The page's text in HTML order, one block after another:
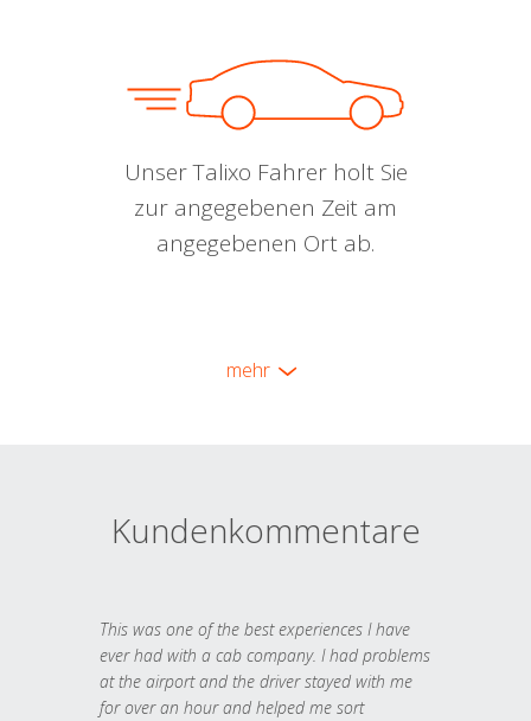
Unser Talixo Fahrer holt Sie
zur angegebenen Zeit am
angegebenen Ort ab.
mehr
Kundenkommentare
This was one of the best experiences I have
ever had with a cab company. I had problems
at the airport and the driver stayed with me
for over an hour and helped me sort